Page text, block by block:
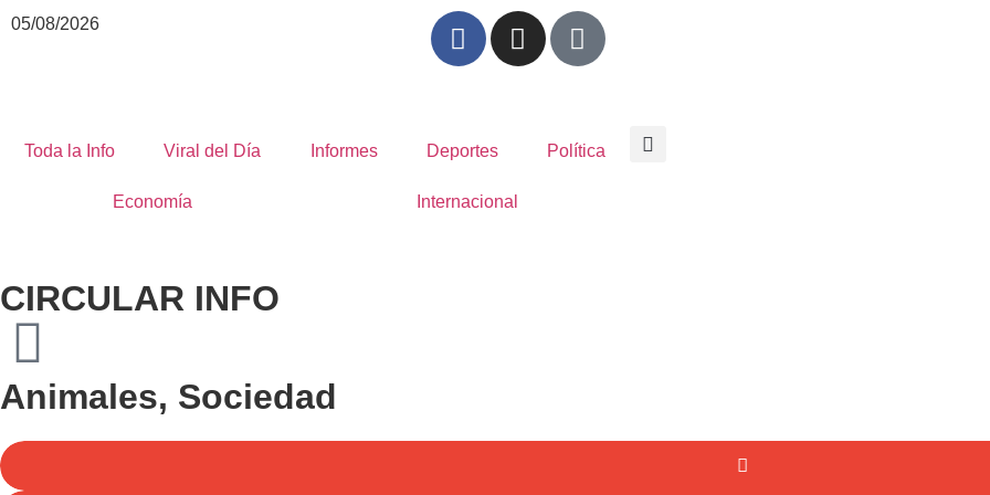
05/08/2026
Toda la Info Viral del Día Informes Deportes Política
Economía Internacional
CIRCULAR INFO
Animales, Sociedad